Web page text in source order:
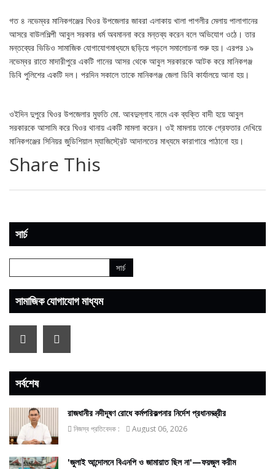
গত ৪ নভেম্বর মানিকগঞ্জের ঘিওর উপজেলার জাবরা এলাকায় খালা পাগলীর মেলায় পালাগানের
আসরে বাউলশিল্পী আবুল সরকার ধর্ম অবমাননা করে মন্তব্য করেন বলে অভিযোগ ওঠে। তার
মন্তব্যের ভিডিও সামাজিক যোগাযোগমাধ্যমে ছড়িয়ে পড়লে সমালোচনা শুরু হয়। এরপর ১৯
নভেম্বর রাতে মাদারীপুরে একটি গানের আসর থেকে আবুল সরকারকে আটক করে মানিকগঞ্জ
ডিবি পুলিশের একটি দল। পরদিন সকালে তাকে মানিকগঞ্জ জেলা ডিবি কার্যালয়ে আনা হয়।
ওইদিন দুপুরে ঘিওর উপজেলার মুফতি মো. আবদুল্লাহ নামে এক ব্যক্তি বাদী হয়ে আবুল
সরকারকে আসামি করে ঘিওর থানায় একটি মামলা করেন। ওই মামলায় তাকে গ্রেফতার দেখিয়ে
মানিকগঞ্জের সিনিয়র জুডিশিয়াল ম্যাজিস্ট্রেট আদালতের মাধ্যমে কারাগারে পাঠানো হয়।
Share This
সার্চ
সামাজিক যোগাযোগ মাধ্যম
সর্বশেষ
রাজধানীর নদীদূষণ রোধে কর্মপরিকল্পনার নির্দেশ প্রধানমন্ত্রীর
নিজস্ব প্রতিবেদক : August 06, 2026
'জুলাই আন্দোলনে বিএনপি ও জামায়াত ছিল না'—ফয়জুল করীম